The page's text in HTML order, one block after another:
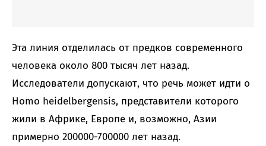
Эта линия отделилась от предков современного
человека около 800 тысяч лет назад.
Исследователи допускают, что речь может идти о
Homo heidelbergensis, представители которого
жили в Африке, Европе и, возможно, Азии
примерно 200000-700000 лет назад.